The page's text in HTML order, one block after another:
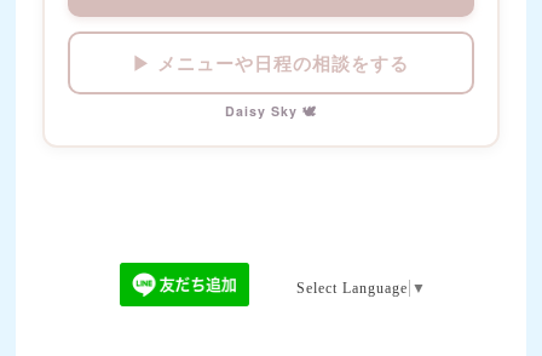
▶ メニューや日程の相談をする
Daisy Sky 🕊️
Select Language ▼